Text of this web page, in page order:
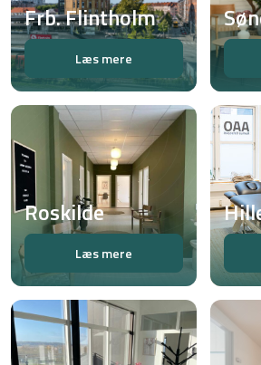
Frb. Flintholm
Læs mere
Roskilde
Læs mere